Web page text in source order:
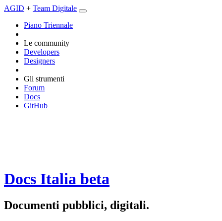
AGID + Team Digitale
Piano Triennale
Le community
Developers
Designers
Gli strumenti
Forum
Docs
GitHub
Docs Italia beta
Documenti pubblici, digitali.